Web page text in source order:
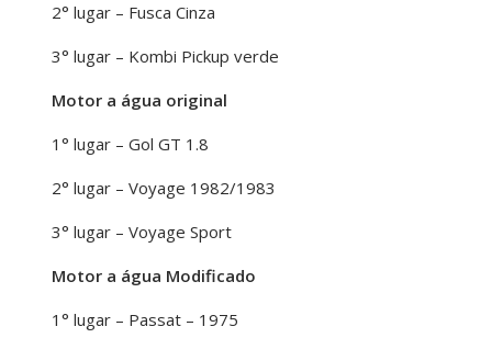
2° lugar – Fusca Cinza
3° lugar – Kombi Pickup verde
Motor a água original
1° lugar – Gol GT 1.8
2° lugar – Voyage 1982/1983
3° lugar – Voyage Sport
Motor a água Modificado
1° lugar – Passat – 1975